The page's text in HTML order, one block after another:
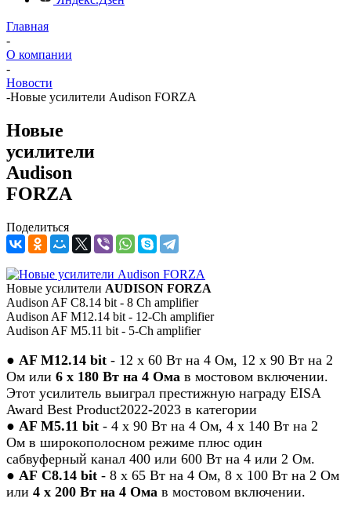
Главная
-
О компании
-
Новости
-Новые усилители Audison FORZA
Новые
усилители
Audison
FORZA
Поделиться
Новые усилители AUDISON FORZA
Audison AF C8.14 bit - 8 Ch amplifier
Audison AF M12.14 bit - 12-Ch amplifier
Audison AF M5.11 bit - 5-Ch amplifier
● AF M12.14 bit - 12 х 60 Вт на 4 Ом, 12 х 90 Вт на 2
Ом или 6 х 180 Вт на 4 Ома в мостовом включении.
Этот усилитель выиграл престижную награду EISA
Award Best Product2022-2023 в категории
● AF M5.11 bit - 4 х 90 Вт на 4 Ом, 4 х 140 Вт на 2
Ом в широкополосном режиме плюс один
сабвуферный канал 400 или 600 Вт на 4 или 2 Ом.
● AF С8.14 bit - 8 х 65 Вт на 4 Ом, 8 х 100 Вт на 2 Ом
или 4 х 200 Вт на 4 Ома в мостовом включении.